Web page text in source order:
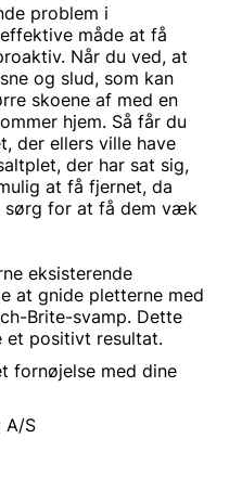
problem i
måde at få
Når du ved, at
og slud, som kan
skoene af med en
hjem. Så får du
der ellers ville have
der har sat sig,
at få fjernet, da
for at få dem væk
eksisterende
at gnide pletterne med
Brite-svamp. Dette
positivt resultat.
fornøjelse med dine
A/S